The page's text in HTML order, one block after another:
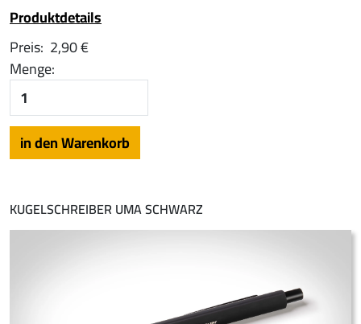
Produktdetails
Preis: 2,90 €
Menge:
KUGELSCHREIBER UMA SCHWARZ